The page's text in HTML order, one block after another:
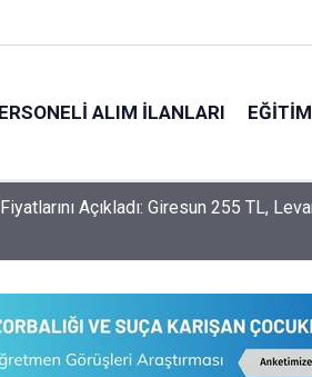
ALIM İLANLARI EĞITIM
Tercih Ekranı Açıldı Mı? Tercihler